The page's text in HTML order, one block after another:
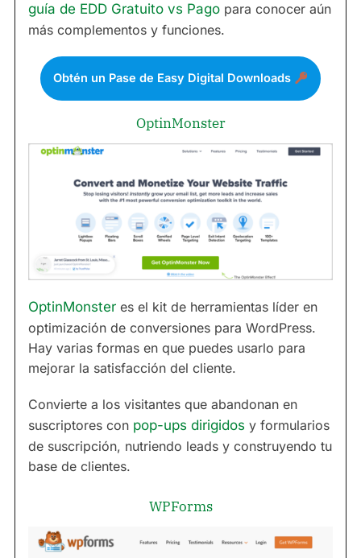
guía de EDD Gratuito vs Pago para conocer aún
más complementos y funciones.
Obtén un Pase de Easy Digital Downloads
OptinMonster
OptinMonster es el kit de herramientas líder en
optimización de conversiones para WordPress.
Hay varias formas en que puedes usarlo para
mejorar la satisfacción del cliente.
Convierte a los visitantes que abandonan en
suscriptores con pop-ups dirigidos y formularios
de suscripción, nutriendo leads y construyendo tu
base de clientes.
WPForms